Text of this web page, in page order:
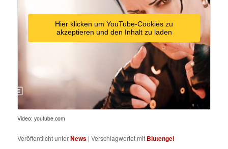
Hier klicken um YouTube-Cookies zu
akzeptieren und den Inhalt zu laden
Video: youtube.com
Veröffentlicht unterNews |Verschlagwortet mit Blutengel